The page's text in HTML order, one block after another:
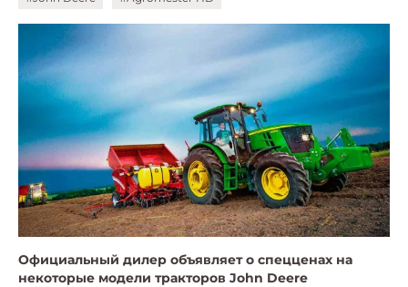
Официальный дилер объявляет о спецценах на
некоторые модели тракторов John Deere